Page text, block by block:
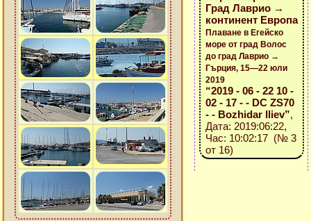
Град Лаврио →
континент Европа
Плаване в Егейско
море от град Волос
до град Лаврио →
Гърция, 15—22 юли
2019
“2019 - 06 - 22 10 -
02 - 17 - - DC ZS70
- - Bozhidar Iliev”,
Дата: 2019:06:22,
Час: 10:02:17 (№ 3
от 16)